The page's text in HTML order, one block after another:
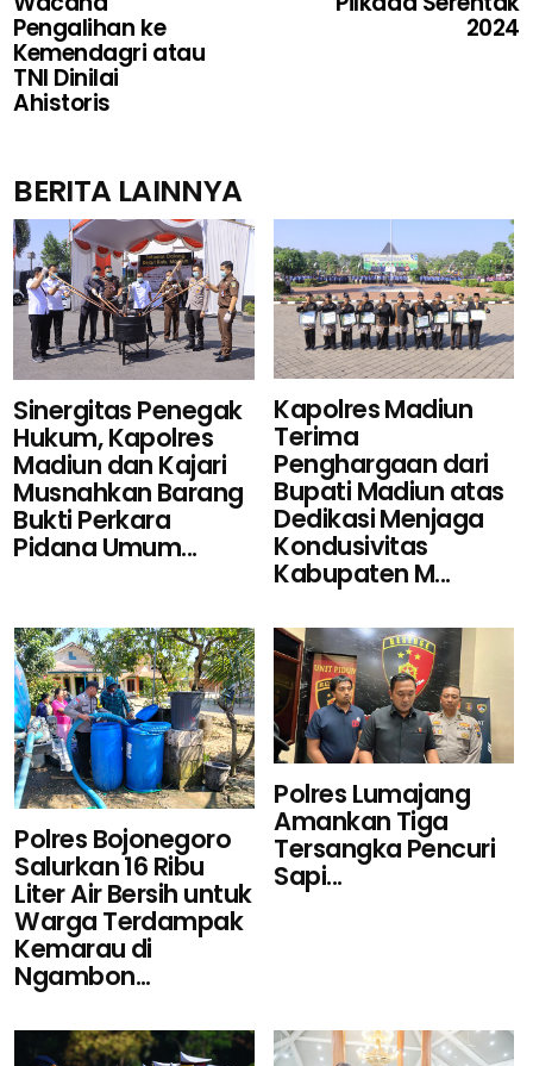
Pengalihan ke
Kemendagri atau
TNI Dinilai
Ahistoris
2024
BERITA LAINNYA
Sinergitas Penegak
Hukum, Kapolres
Madiun dan Kajari
Musnahkan Barang
Bukti Perkara
Pidana Umum...
Kapolres Madiun
Terima
Penghargaan dari
Bupati Madiun atas
Dedikasi Menjaga
Kondusivitas
Kabupaten M...
Polres Bojonegoro
Salurkan 16 Ribu
Liter Air Bersih untuk
Warga Terdampak
Kemarau di
Ngambon...
Polres Lumajang
Amankan Tiga
Tersangka Pencuri
Sapi...